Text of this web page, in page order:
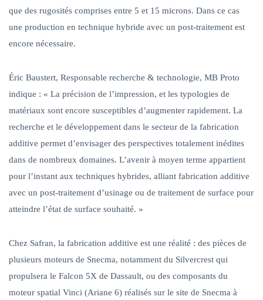
que des rugosités comprises entre 5 et 15 microns. Dans ce cas
une production en technique hybride avec un post-traitement est
encore nécessaire.
Éric Baustert, Responsable recherche & technologie, MB Proto
indique : « La précision de l’impression, et les typologies de
matériaux sont encore susceptibles d’augmenter rapidement. La
recherche et le développement dans le secteur de la fabrication
additive permet d’envisager des perspectives totalement inédites
dans de nombreux domaines. L’avenir à moyen terme appartient
pour l’instant aux techniques hybrides, alliant fabrication additive
avec un post-traitement d’usinage ou de traitement de surface pour
atteindre l’état de surface souhaité. »
Chez Safran, la fabrication additive est une réalité : des pièces de
plusieurs moteurs de Snecma, notamment du Silvercrest qui
propulsera le Falcon 5X de Dassault, ou des composants du
moteur spatial Vinci (Ariane 6) réalisés sur le site de Snecma à